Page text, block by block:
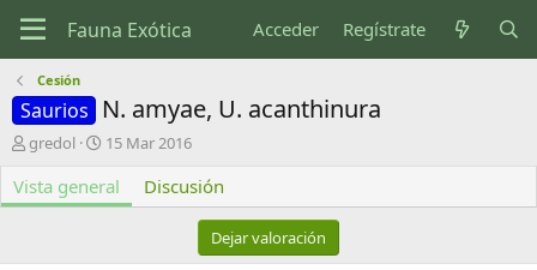
Acceder Regístrate
Cesión
Saurios N. amyae, U. acanthinura
A
t
o
gredol
F
c
h
15 Mar 2016
Vista general Discusión
Dejar valoración